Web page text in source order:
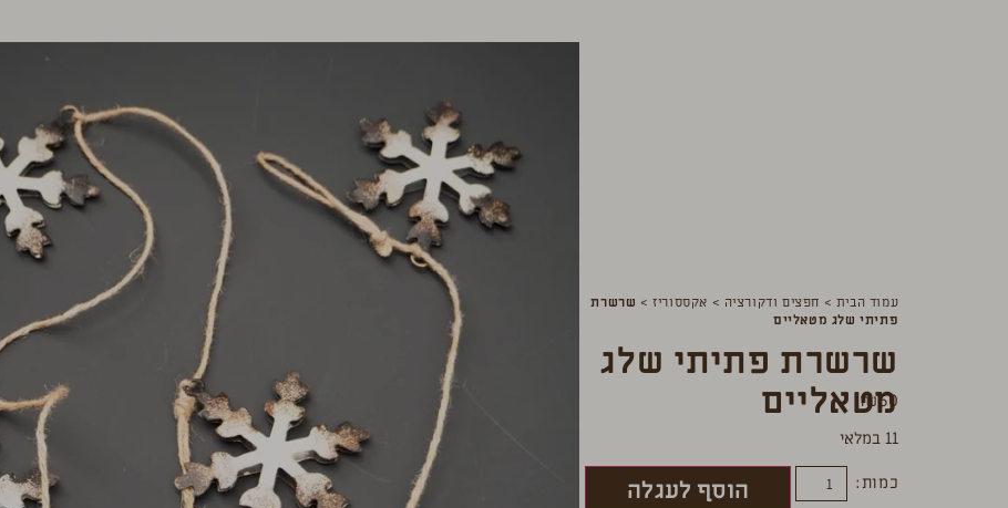
עמוד הבית > חפצים ודקורציה > אקססוריז> שרשרת
פתיתי שלג מטאליים
שרשרת פתיתי שלג
מטאליים
₪60
11 במלאי
כמות: הוסף לעגלה